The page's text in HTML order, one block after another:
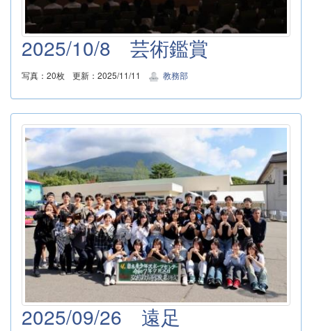
2025/10/8 芸術鑑賞
写真：20枚 更新：2025/11/11 教務部
2025/09/26 遠足